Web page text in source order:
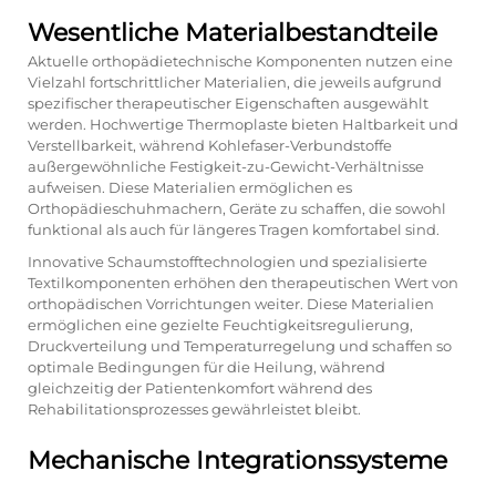
Wesentliche Materialbestandteile
Aktuelle orthopädietechnische Komponenten nutzen eine
Vielzahl fortschrittlicher Materialien, die jeweils aufgrund
spezifischer therapeutischer Eigenschaften ausgewählt
werden. Hochwertige Thermoplaste bieten Haltbarkeit und
Verstellbarkeit, während Kohlefaser-Verbundstoffe
außergewöhnliche Festigkeit-zu-Gewicht-Verhältnisse
aufweisen. Diese Materialien ermöglichen es
Orthopädieschuhmachern, Geräte zu schaffen, die sowohl
funktional als auch für längeres Tragen komfortabel sind.
Innovative Schaumstofftechnologien und spezialisierte
Textilkomponenten erhöhen den therapeutischen Wert von
orthopädischen Vorrichtungen weiter. Diese Materialien
ermöglichen eine gezielte Feuchtigkeitsregulierung,
Druckverteilung und Temperaturregelung und schaffen so
optimale Bedingungen für die Heilung, während
gleichzeitig der Patientenkomfort während des
Rehabilitationsprozesses gewährleistet bleibt.
Mechanische Integrationssysteme